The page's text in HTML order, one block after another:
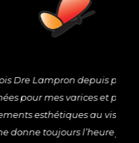
plusieurs
et pour des
au visage. Elle
juste,